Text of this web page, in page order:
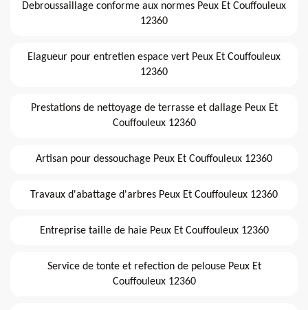
Debroussaillage conforme aux normes Peux Et Couffouleux
12360
Elagueur pour entretien espace vert Peux Et Couffouleux
12360
Prestations de nettoyage de terrasse et dallage Peux Et
Couffouleux 12360
Artisan pour dessouchage Peux Et Couffouleux 12360
Travaux d'abattage d'arbres Peux Et Couffouleux 12360
Entreprise taille de haie Peux Et Couffouleux 12360
Service de tonte et refection de pelouse Peux Et
Couffouleux 12360